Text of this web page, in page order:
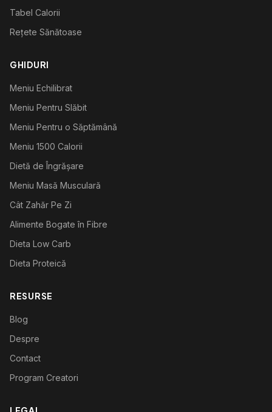
Tabel Calorii
Rețete Sănătoase
GHIDURI
Meniu Echilibrat
Meniu Pentru Slăbit
Meniu Pentru o Săptămână
Meniu 1500 Calorii
Dietă de Îngrășare
Meniu Masă Musculară
Cât Zahăr Pe Zi
Alimente Bogate în Fibre
Dieta Low Carb
Dieta Proteică
RESURSE
Blog
Despre
Contact
Program Creatori